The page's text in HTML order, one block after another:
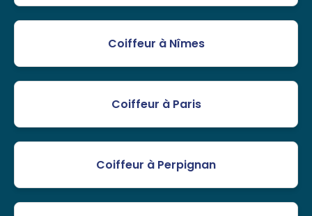
Coiffeur à Nîmes
Coiffeur à Paris
Coiffeur à Perpignan